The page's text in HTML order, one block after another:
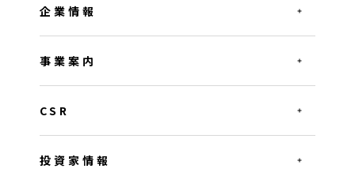
企業情報
事業案内
CSR
投資家情報